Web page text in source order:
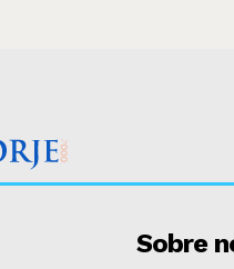
Sobre